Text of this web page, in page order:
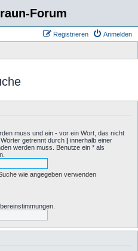
Forum
Anmelden
Registrieren
muss und ein - vor ein Wort, das nicht
getrennt durch | innerhalb einer
werden muss. Benutze ein * als
wie angegeben verwenden